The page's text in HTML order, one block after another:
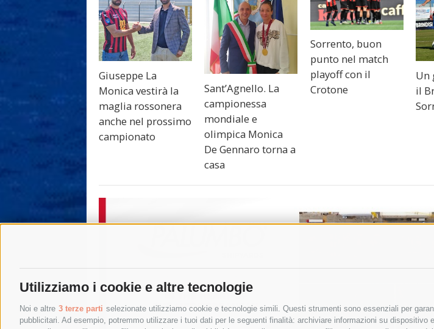
Utilizziamo i cookie e altre tecnologie
Noi e altre 3 terze parti selezionate utilizziamo cookie e tecnologie simili. Questi strumenti sono essenziali per
pubblicitari. Ad esempio, potremmo utilizzare i tuoi dati per le seguenti finalità: archiviare informazioni su
Giuseppe La
Monica vestirà la
maglia rossonera
anche nel prossimo
campionato
Sant’Agnello. La
campionessa
mondiale e
olimpica Monica
De Gennaro torna a
casa
Sorrento, buon
punto nel match
playoff con il
Crotone
Un
il